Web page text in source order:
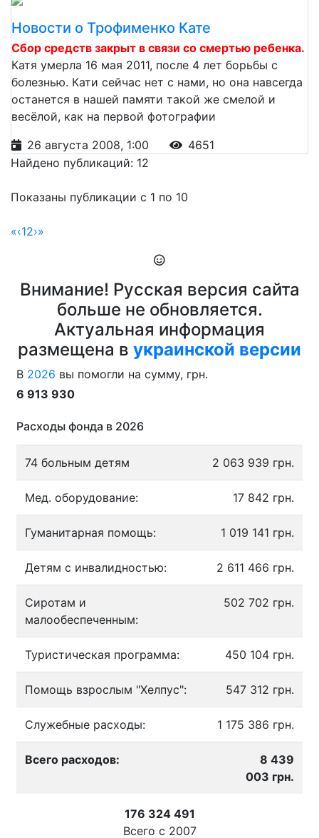
Новости о Трофименко Кате
Сбор средств закрыт в связи со смертью ребенка.
Катя умерла 16 мая 2011, после 4 лет борьбы с
болезнью. Кати сейчас нет с нами, но она навсегда
останется в нашей памяти такой же смелой и
весёлой, как на первой фотографии
26 августа 2008, 1:00
4651
Найдено публикаций: 12
Показаны публикации с 1 по 10
«‹12›»
Внимание! Русская версия сайта
больше не обновляется.
Актуальная информация
размещена в украинской версии
В 2026 вы помогли на сумму, грн.
6 913 930
Расходы фонда в 2026
74 больным детям 2 063 939 грн.
Мед. оборудование: 17 842 грн.
Гуманитарная помощь: 1 019 141 грн.
Детям с инвалидностью: 2 611 466 грн.
Сиротам и
малообеспеченным:
502 702 грн.
Туристическая программа: 450 104 грн.
Помощь взрослым "Хелпус": 547 312 грн.
Служебные расходы: 1 175 386 грн.
Всего расходов:
8 439
003 грн.
176 324 491
Всего с 2007